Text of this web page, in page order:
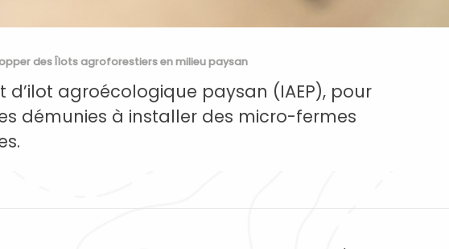
des Îlots agroforestiers en milieu paysan
agroécologique paysan (IAEP), pour
démunies à installer des micro-fermes